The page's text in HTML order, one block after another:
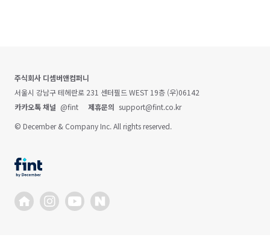
주식회사 디셈버앤컴퍼니
서울시 강남구 테헤란로 231 센터필드 WEST 19층 (우)06142
카카오톡 채널 @fint 제휴문의 support@fint.co.kr
© December & Company Inc. All rights reserved.